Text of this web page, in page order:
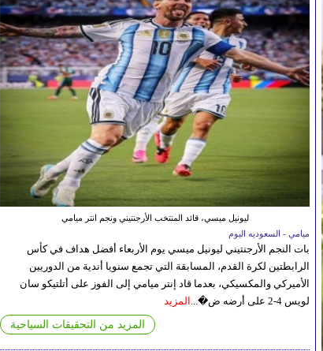
ليونيل ميسي، قائد المنتخب الأرجنتيني ونجم انتر ميامي
ميامي - السعوديه اليوم
بات النجم الأرجنتيني ليونيل ميسي يوم الأربعاء أفضل هداف في كأس
الرابطتين لكرة القدم، المسابقة التي تجمع سنويا أندية من الدوريين
الأميركي والمكسيكي، بعدما قاد إنتر ميامي إلى الفوز على أتلتيكو سان
لويس 4-2 على أرضه ض�...
المزيد
المزيد من التحقيقات السياحية